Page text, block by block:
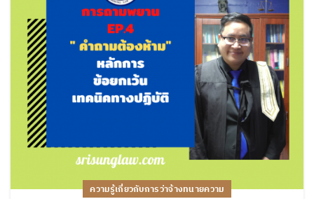
ความรู้เกี่ยวกับการว่าจ้างทนายความ